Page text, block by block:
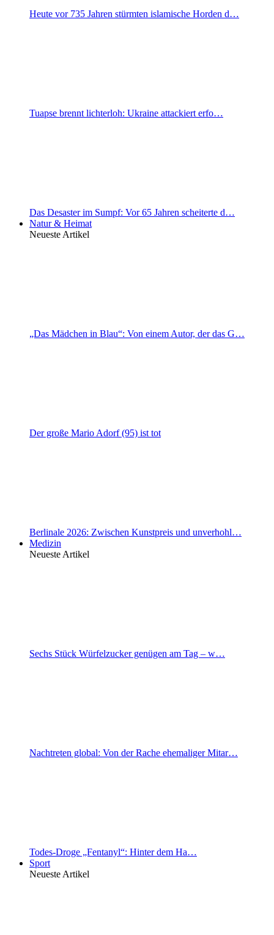
Heute vor 735 Jahren stürmten islamische Horden d…
Tuapse brennt lichterloh: Ukraine attackiert erfo…
Das Desaster im Sumpf: Vor 65 Jahren scheiterte d…
Natur & Heimat
Neueste Artikel
„Das Mädchen in Blau“: Von einem Autor, der das G…
Der große Mario Adorf (95) ist tot
Berlinale 2026: Zwischen Kunstpreis und unverhohl…
Medizin
Neueste Artikel
Sechs Stück Würfelzucker genügen am Tag – w…
Nachtreten global: Von der Rache ehemaliger Mitar…
Todes-Droge „Fentanyl“: Hinter dem Ha…
Sport
Neueste Artikel